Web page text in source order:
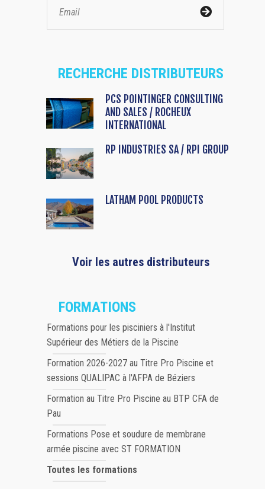
RECHERCHE DISTRIBUTEURS
PCS POINTINGER CONSULTING
AND SALES / ROCHEUX
INTERNATIONAL
RP INDUSTRIES SA / RPI GROUP
LATHAM POOL PRODUCTS
Voir les autres distributeurs
FORMATIONS
Formations pour les pisciniers à l'Institut
Supérieur des Métiers de la Piscine
Formation 2026-2027 au Titre Pro Piscine et
sessions QUALIPAC à l'AFPA de Béziers
Formation au Titre Pro Piscine au BTP CFA de
Pau
Formations Pose et soudure de membrane
armée piscine avec ST FORMATION
Toutes les formations